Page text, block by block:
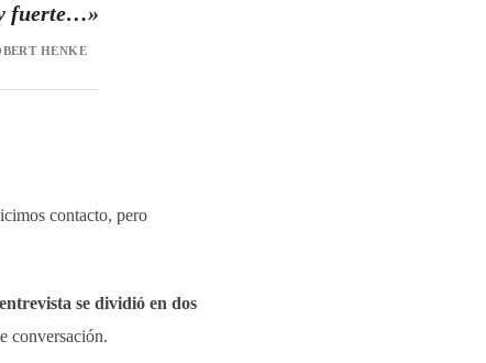
fuerte…»
HENKE
contacto, pero
se dividió en dos
conversación.